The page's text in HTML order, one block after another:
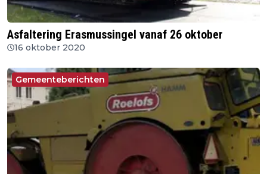
Asfaltering Erasmussingel vanaf 26 oktober
16 oktober 2020
Gemeenteberichten